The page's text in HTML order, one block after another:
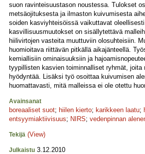
suon ravinteisuustason noustessa. Tulokset
metsäojituksesta ja ilmaston kuivumisesta
soiden kasviyhteisöissä vaikuttavat
kasvillisuusmuutokset on sisällytettävä
hiilivirtojen vasteita muuttuviin olosuhteisiin.
huomioitava riittävän pitkällä aikajänteellä.
kemiallisiin ominaisuuksiin ja
tyypillisten kasvien toiminnalliset ryhmät, joita
hyödyntää. Lisäksi työ osoittaa kuivumisen
huomattavasti, mitä malleissa ei ole otettu
Avainsanat
boreaaliset suot; hiilen kierto; karikkeen laatu;
entsyymiaktiivisuus; NIRS; vedenpinnan
Tekijä (View)
Julkaistu 3.12.2010